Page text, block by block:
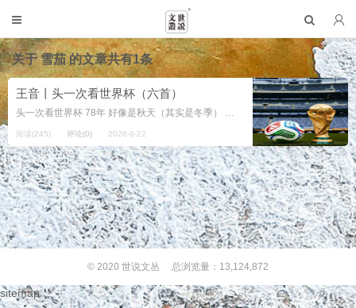
关于雪茄的文章共有1条
王音丨头一次看世界杯（六首）
头一次看世界杯 78年 好像是秋天（其实是冬季） 在中学同学何鑫家 头一次看彩电 （他父亲在东德大使馆工作） 屏幕上就是世界杯 有三个球员 记忆犹新 波兰的冰糕 阿根廷的肯佩斯 再就是意大利 的守门员佐夫 2026.6...
阅读(245) 评论(0) 2026-6-22
© 2020 世说文丛 总浏览量：13,124,872
sitemap